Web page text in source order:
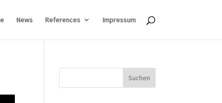
News References Impressum